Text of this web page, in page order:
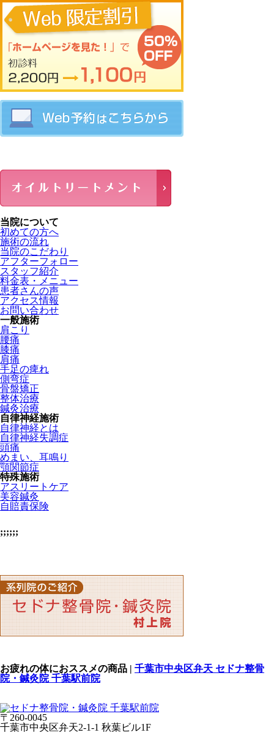
当院について
初めての方へ
施術の流れ
当院のこだわり
アフターフォロー
スタッフ紹介
料金表・メニュー
患者さんの声
アクセス情報
お問い合わせ
一般施術
肩こり
腰痛
膝痛
肩痛
手足の痺れ
側弯症
骨盤矯正
整体治療
鍼灸治療
自律神経施術
自律神経とは
自律神経失調症
頭痛
めまい、耳鳴り
顎関節症
特殊施術
アスリートケア
美容鍼灸
自賠責保険
;;;;;;
お疲れの体におススメの商品 | 千葉市中央区弁天 セドナ整骨
院・鍼灸院 千葉駅前院
〒260-0045
千葉市中央区弁天2-1-1 秋葉ビル1F